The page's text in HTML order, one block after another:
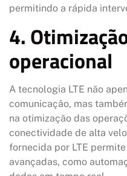
permitindo a rápida
4.
operacional
A tecnologia LTE não
comunicação, mas
na otimização das
conectividade de alta
fornecida por LTE
avançadas, como